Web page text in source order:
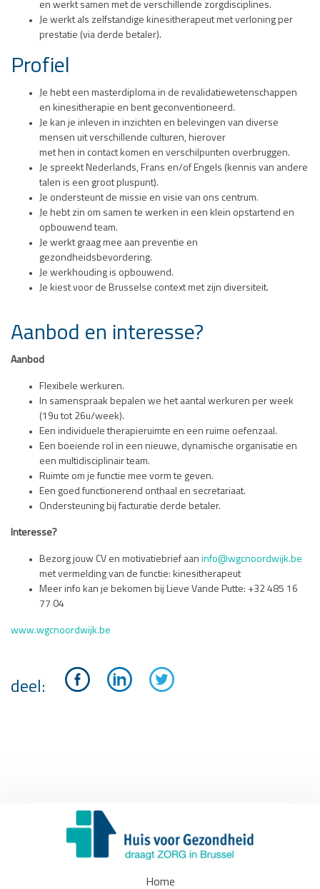
en werkt samen met de verschillende zorgdisciplines.
Je werkt als zelfstandige kinesitherapeut met verloning per
prestatie (via derde betaler).
Profiel
Je hebt een masterdiploma in de revalidatiewetenschappen
en kinesitherapie en bent geconventioneerd.
Je kan je inleven in inzichten en belevingen van diverse
mensen uit verschillende culturen, hierover
met hen in contact komen en verschilpunten overbruggen.
Je spreekt Nederlands, Frans en/of Engels (kennis van andere
talen is een groot pluspunt).
Je ondersteunt de missie en visie van ons centrum.
Je hebt zin om samen te werken in een klein opstartend en
opbouwend team.
Je werkt graag mee aan preventie en
gezondheidsbevordering.
Je werkhouding is opbouwend.
Je kiest voor de Brusselse context met zijn diversiteit.
Aanbod en interesse?
Aanbod
Flexibele werkuren.
In samenspraak bepalen we het aantal werkuren per week
(19u tot 26u/week).
Een individuele therapieruimte en een ruime oefenzaal.
Een boeiende rol in een nieuwe, dynamische organisatie en
een multidisciplinair team.
Ruimte om je functie mee vorm te geven.
Een goed functionerend onthaal en secretariaat.
Ondersteuning bij facturatie derde betaler.
Interesse?
Bezorg jouw CV en motivatiebrief aan info@wgcnoordwijk.be
met vermelding van de functie: kinesitherapeut
Meer info kan je bekomen bij Lieve Vande Putte: +32 485 16
77 04
www.wgcnoordwijk.be
deel:
Home